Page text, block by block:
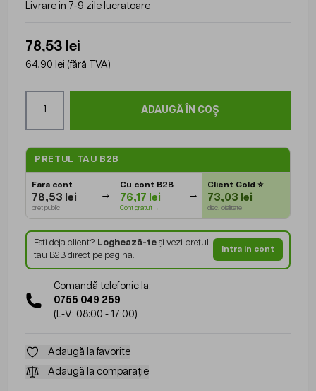
Livrare in 7-9 zile lucratoare
78,53 lei
64,90 lei (fără TVA)
ADAUGĂ ÎN COȘ
PRETUL TAU B2B
Fara cont
78,53 lei
pret public
Cu cont B2B
76,17 lei
Cont gratuit→
Client Gold⭐
73,03 lei
disc. loialitate
Esti deja client? Loghează-teși vezi prețul
tău B2B direct pe pagină.
Intra in cont
Comandă telefonic la:
0755 049 259
(L-V: 08:00 - 17:00)
Adaugă la favorite
Adaugă la comparație